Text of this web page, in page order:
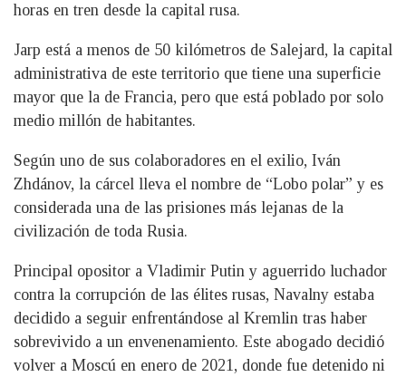
horas en tren desde la capital rusa.
Jarp está a menos de 50 kilómetros de Salejard, la capital
administrativa de este territorio que tiene una superficie
mayor que la de Francia, pero que está poblado por solo
medio millón de habitantes.
Según uno de sus colaboradores en el exilio, Iván
Zhdánov, la cárcel lleva el nombre de “Lobo polar” y es
considerada una de las prisiones más lejanas de la
civilización de toda Rusia.
Principal opositor a Vladimir Putin y aguerrido luchador
contra la corrupción de las élites rusas, Navalny estaba
decidido a seguir enfrentándose al Kremlin tras haber
sobrevivido a un envenenamiento. Este abogado decidió
volver a Moscú en enero de 2021, donde fue detenido ni